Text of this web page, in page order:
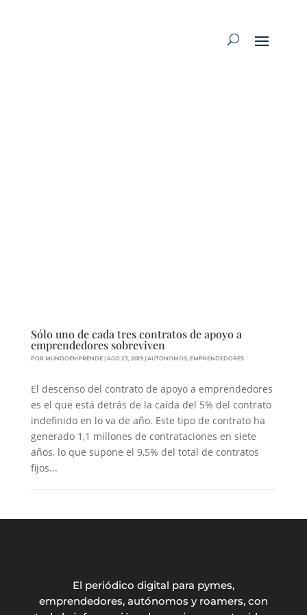
Sólo uno de cada tres contratos de apoyo a
emprendedores sobreviven
POR MUNDOEMPRENDE| AGO 23, 2019| AUTÓNOMOS, EMPRENDEDORES
El descenso del contrato de apoyo a emprendedores
es el que está detrás de la caída del 5% del contrato
indefinido en lo va de año. Este tipo de contrato ha
generado 1,1 millones de contrataciones en siete
años, lo que supone el 9,5% del total de contratos
fijos...
El periódico digital para pymes,
emprendedores, autónomos y roamers, con